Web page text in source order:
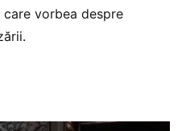
care vorbea despre